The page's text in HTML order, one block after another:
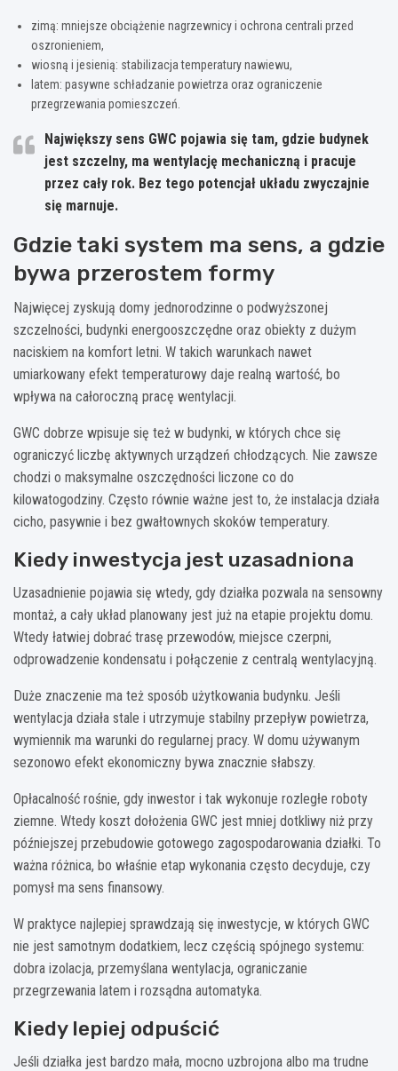
zimą: mniejsze obciążenie nagrzewnicy i ochrona centrali przed
oszronieniem,
wiosną i jesienią: stabilizacja temperatury nawiewu,
latem: pasywne schładzanie powietrza oraz ograniczenie
przegrzewania pomieszczeń.
Największy sens GWC pojawia się tam, gdzie budynek
jest szczelny, ma wentylację mechaniczną i pracuje
przez cały rok. Bez tego potencjał układu zwyczajnie
się marnuje.
Gdzie taki system ma sens, a gdzie
bywa przerostem formy
Najwięcej zyskują domy jednorodzinne o podwyższonej
szczelności, budynki energooszczędne oraz obiekty z dużym
naciskiem na komfort letni. W takich warunkach nawet
umiarkowany efekt temperaturowy daje realną wartość, bo
wpływa na całoroczną pracę wentylacji.
GWC dobrze wpisuje się też w budynki, w których chce się
ograniczyć liczbę aktywnych urządzeń chłodzących. Nie zawsze
chodzi o maksymalne oszczędności liczone co do
kilowatogodziny. Często równie ważne jest to, że instalacja działa
cicho, pasywnie i bez gwałtownych skoków temperatury.
Kiedy inwestycja jest uzasadniona
Uzasadnienie pojawia się wtedy, gdy działka pozwala na sensowny
montaż, a cały układ planowany jest już na etapie projektu domu.
Wtedy łatwiej dobrać trasę przewodów, miejsce czerpni,
odprowadzenie kondensatu i połączenie z centralą wentylacyjną.
Duże znaczenie ma też sposób użytkowania budynku. Jeśli
wentylacja działa stale i utrzymuje stabilny przepływ powietrza,
wymiennik ma warunki do regularnej pracy. W domu używanym
sezonowo efekt ekonomiczny bywa znacznie słabszy.
Opłacalność rośnie, gdy inwestor i tak wykonuje rozległe roboty
ziemne. Wtedy koszt dołożenia GWC jest mniej dotkliwy niż przy
późniejszej przebudowie gotowego zagospodarowania działki. To
ważna różnica, bo właśnie etap wykonania często decyduje, czy
pomysł ma sens finansowy.
W praktyce najlepiej sprawdzają się inwestycje, w których GWC
nie jest samotnym dodatkiem, lecz częścią spójnego systemu:
dobra izolacja, przemyślana wentylacja, ograniczanie
przegrzewania latem i rozsądna automatyka.
Kiedy lepiej odpuścić
Jeśli działka jest bardzo mała, mocno uzbrojona albo ma trudne